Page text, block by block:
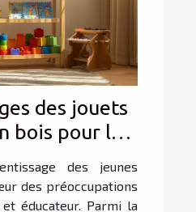
des jouets
bois pour les
des jeunes
des préoccupations
éducateur. Parmi la